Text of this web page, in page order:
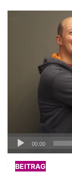
Audio-
Player
00:00
BEITRAG